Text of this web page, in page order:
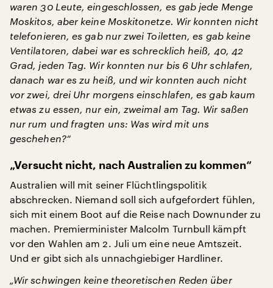
waren 30 Leute, eingeschlossen, es gab jede Menge
Moskitos, aber keine Moskitonetze. Wir konnten nicht
telefonieren, es gab nur zwei Toiletten, es gab keine
Ventilatoren, dabei war es schrecklich heiß, 40, 42
Grad, jeden Tag. Wir konnten nur bis 6 Uhr schlafen,
danach war es zu heiß, und wir konnten auch nicht
vor zwei, drei Uhr morgens einschlafen, es gab kaum
etwas zu essen, nur ein, zweimal am Tag. Wir saßen
nur rum und fragten uns: Was wird mit uns
geschehen?“
„Versucht nicht, nach Australien zu kommen“
Australien will mit seiner Flüchtlingspolitik
abschrecken. Niemand soll sich aufgefordert fühlen,
sich mit einem Boot auf die Reise nach Downunder zu
machen. Premierminister Malcolm Turnbull kämpft
vor den Wahlen am 2. Juli um eine neue Amtszeit.
Und er gibt sich als unnachgiebiger Hardliner.
„Wir schwingen keine theoretischen Reden über